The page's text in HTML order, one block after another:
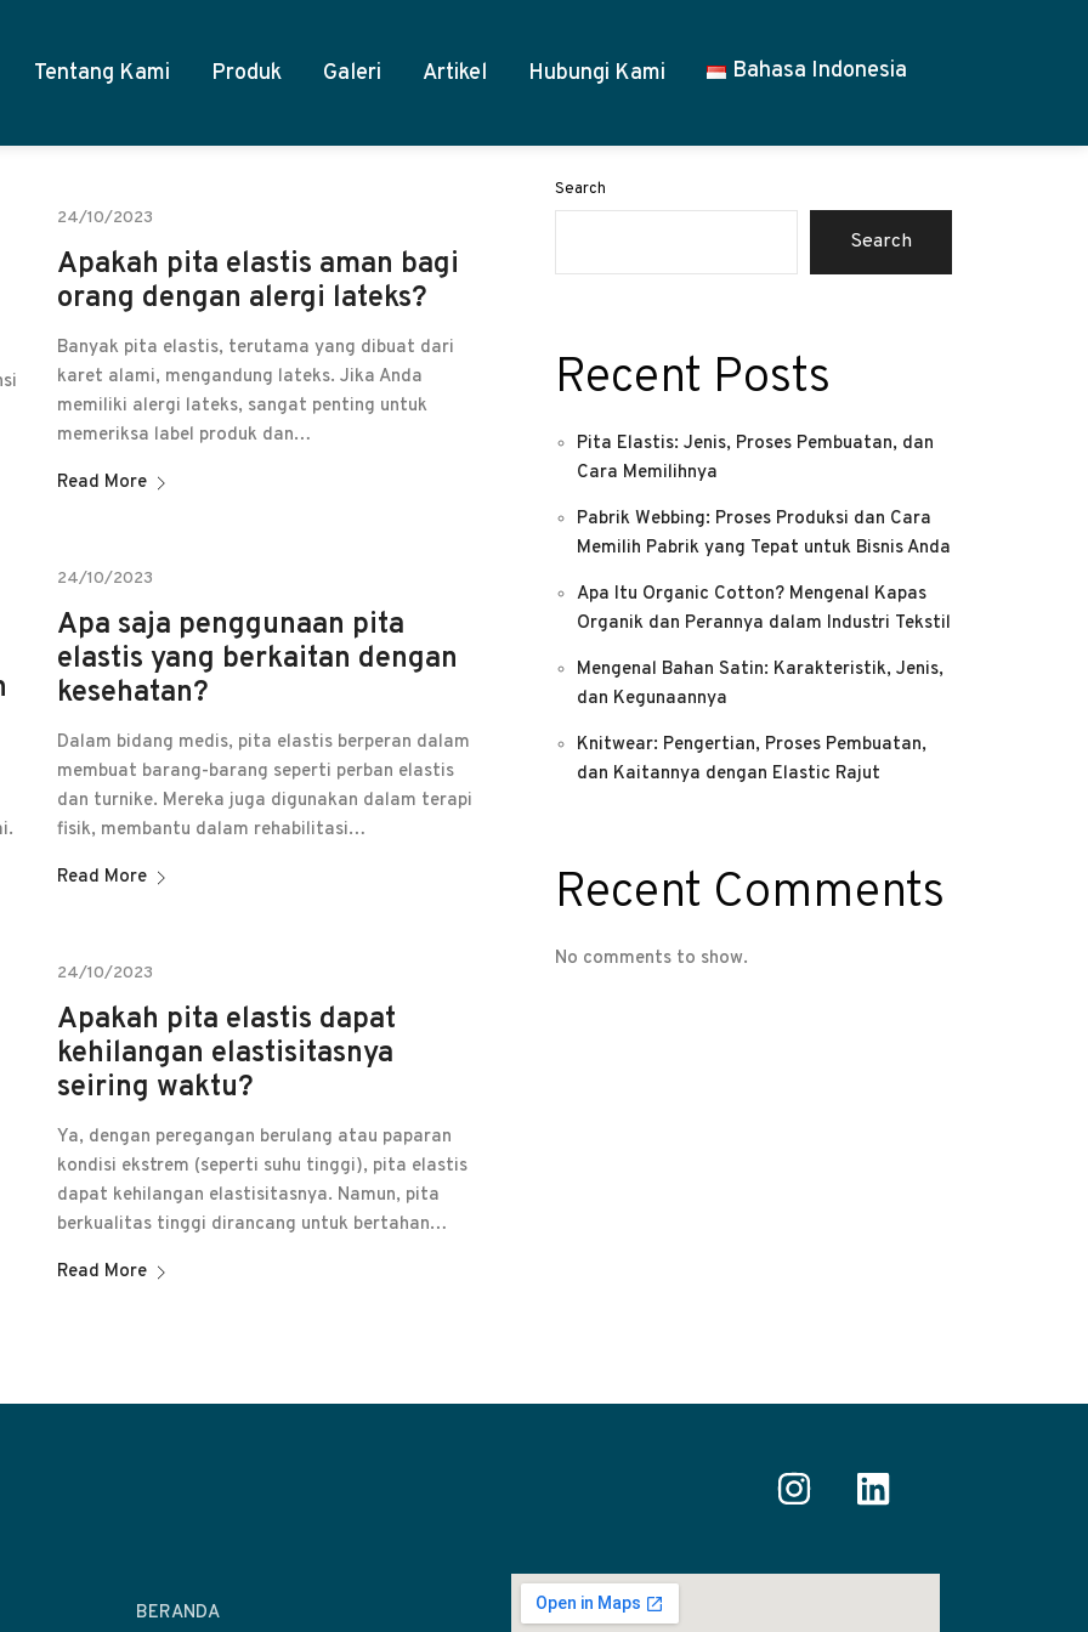
Tentang Kami Produk Galeri Artikel Hubungi Kami Bahasa Indonesia
24/10/2023
Apakah pita elastis aman bagi
orang dengan alergi lateks?
Banyak pita elastis, terutama yang dibuat dari
karet alami, mengandung lateks. Jika Anda
memiliki alergi lateks, sangat penting untuk
memeriksa label produk dan…
Read More
24/10/2023
Apa saja penggunaan pita
elastis yang berkaitan dengan
kesehatan?
Dalam bidang medis, pita elastis berperan dalam
membuat barang-barang seperti perban elastis
dan turnike. Mereka juga digunakan dalam terapi
fisik, membantu dalam rehabilitasi…
Read More
24/10/2023
Apakah pita elastis dapat
kehilangan elastisitasnya
seiring waktu?
Ya, dengan peregangan berulang atau paparan
kondisi ekstrem (seperti suhu tinggi), pita elastis
dapat kehilangan elastisitasnya. Namun, pita
berkualitas tinggi dirancang untuk bertahan…
Read More
Search
Search
Recent Posts
Pita Elastis: Jenis, Proses Pembuatan, dan
Cara Memilihnya
Pabrik Webbing: Proses Produksi dan Cara
Memilih Pabrik yang Tepat untuk Bisnis Anda
Apa Itu Organic Cotton? Mengenal Kapas
Organik dan Perannya dalam Industri Tekstil
Mengenal Bahan Satin: Karakteristik, Jenis,
dan Kegunaannya
Knitwear: Pengertian, Proses Pembuatan,
dan Kaitannya dengan Elastic Rajut
Recent Comments
No comments to show.
BERANDA